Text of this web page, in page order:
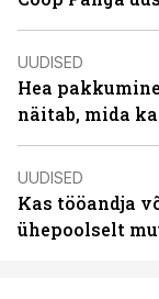
UUDISED
Hea
näitab, mida
UUDISED
Kas tööandja
ühepoolselt